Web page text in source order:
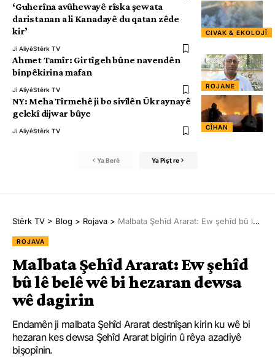
CIVAK & EKOLOJÎ
‘Guherîna avûhewayê rîska şewata
daristanan a li Kanadayê du qatan zêde
kir’
Ji AliyêStêrk TV
ROJANE
Ahmet Tamîr: Girtîgeh bûne navendên
binpêkirina mafan
Ji AliyêStêrk TV
CÎHAN
NY: Meha Tîrmehê ji bo sivîlên Ûkraynayê
gelekî dijwar bûye
Ji AliyêStêrk TV
Ya Berê Ya Pişt re
Stêrk TV > Blog > Rojava > Malbata Şehîd Ararat: Ew şehîd bû lê belê wê bi hezaran dewsa wê dagirin
ROJAVA
Malbata Şehîd Ararat: Ew şehîd
bû lê belê wê bi hezaran dewsa
wê dagirin
Endamên ji malbata Şehîd Ararat destnîşan kirin ku wê bi
hezaran kes dewsa Şehîd Ararat bigirin û rêya azadiyê
bişopînin.